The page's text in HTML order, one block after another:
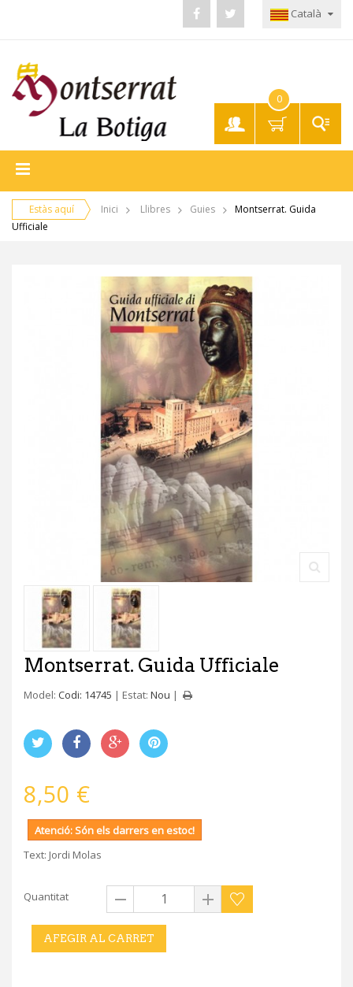
compte
Català
0
Estàs aquí Inici Llibres Guies
Montserrat. Guida
Ufficiale
Montserrat. Guida Ufficiale
Model: Codi: 14745 Estat: Nou
8,50 €
Atenció: Són els darrers en estoc!
Text: Jordi Molas
Quantitat
AFEGIR AL CARRET